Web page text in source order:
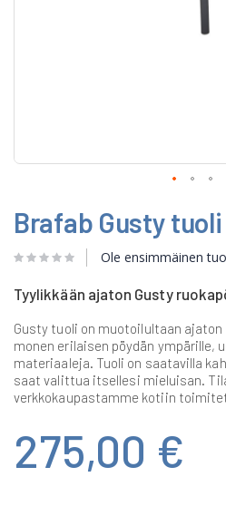
to
the
beginning
of
images
Brafab Gusty tuoli
Ole ensimmäinen
Tyylikkään ajaton Gusty
Gusty tuoli on muotoilultaan
monen erilaisen pöydän ympärille,
materiaaleja. Tuoli on saatavilla
saat valittua itsellesi mieluisan.
verkkokaupastamme kotiin
275,00 €